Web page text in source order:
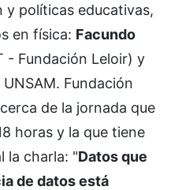
políticas educativas,
en física: Facundo
- Fundación Leloir) y
UNSAM. Fundación
de la jornada que
horas y la que tiene
la charla: "Datos que
de datos está